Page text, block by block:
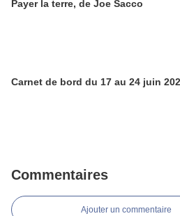
Payer la terre, de Joe Sacco
Carnet de bord du 17 au 24 juin
Commentaires
Ajouter un commentaire